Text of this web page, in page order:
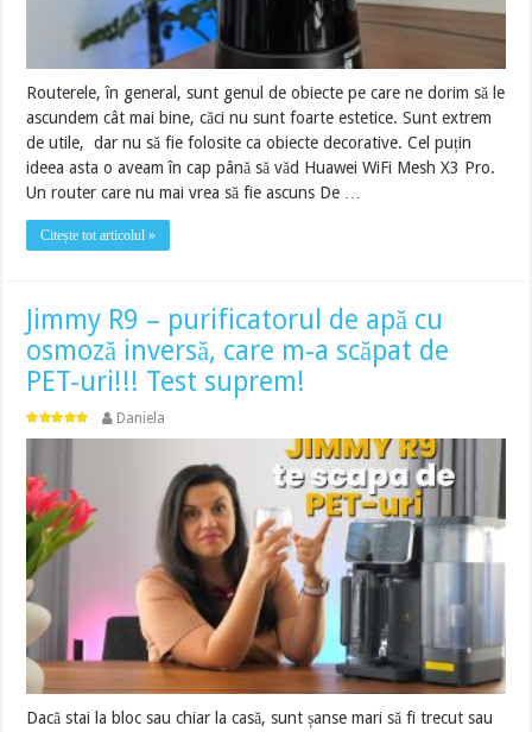
Routerele, în general, sunt genul de obiecte pe care ne dorim să le
ascundem cât mai bine, căci nu sunt foarte estetice. Sunt extrem
de utile, dar nu să fie folosite ca obiecte decorative. Cel puțin
ideea asta o aveam în cap până să văd Huawei WiFi Mesh X3 Pro.
Un router care nu mai vrea să fie ascuns De …
Citește tot articolul »
Jimmy R9 – purificatorul de apă cu
osmoză inversă, care m-a scăpat de
PET-uri!!! Test suprem!
Daniela
Dacă stai la bloc sau chiar la casă, sunt șanse mari să fi trecut sau